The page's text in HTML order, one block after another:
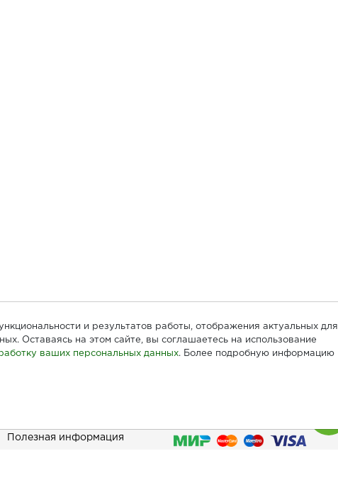
Полезная информация
и результатов работы, отображения актуальных для
Оставаясь на этом сайте, вы соглашаетесь на использование
ваших персональных данных. Более подробную информацию